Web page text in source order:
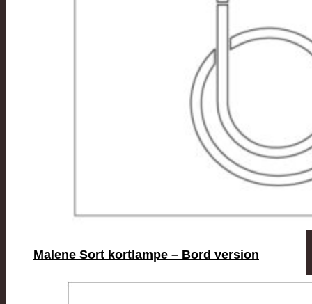
Malene Sort kortlampe – Bord version